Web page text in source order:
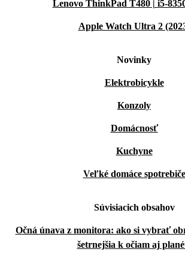
Lenovo ThinkPad T480 | i5-
Apple Watch Ultra 2
Novinky
Elektrobicykle
Konzoly
Domácnosť
Kuchyne
Veľké domáce spotrebiče
Súvisiacich obsahov
Očná únava z monitora: ako si vybrať
šetrnejšia k očiam aj